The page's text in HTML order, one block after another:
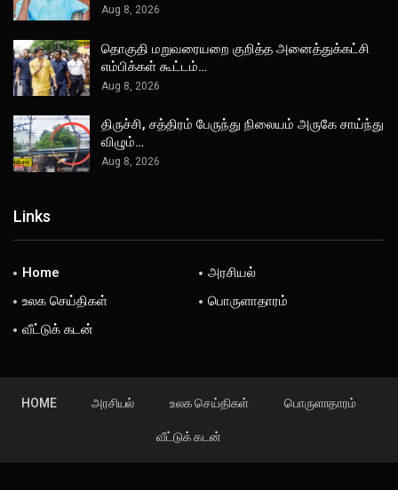
Aug 8, 2026
தொகுதி மறுவரையறை குறித்த அனைத்துக்கட்சி
எம்பிக்கள் கூட்டம்…
Aug 8, 2026
திருச்சி, சத்திரம் பேருந்து நிலையம் அருகே சாய்ந்து
விழும்…
Aug 8, 2026
Links
Home
அரசியல்
உலக செய்திகள்
பொருளாதாரம்
வீட்டுக் கடன்
HOME அரசியல் உலக செய்திகள் பொருளாதாரம்
வீட்டுக் கடன்